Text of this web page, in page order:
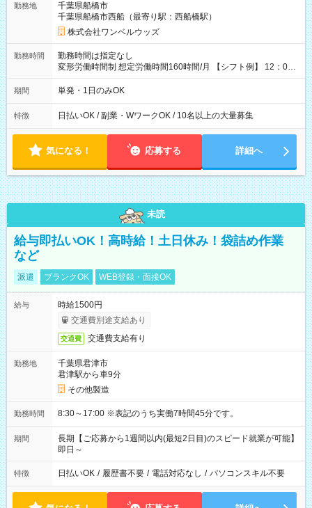
なし
勤務地
千葉県船橋市
千葉県船橋市西船（最寄り駅：西船橋駅）
株式会社ワンベルウッズ
勤務時間
勤務時間は指定なし
変形労働時間制 想定労働時間160時間/月 【シフト例】 12：00
～22：00
期間 単発・1日のみOK
特徴 日払いOK / 副業・WワークOK / 10名以上の大量募集
気になる！ 応募する 詳細へ
未読
給与即払いOK！高時給！土日休み！袋詰め作業
など
派遣 ブランクOK WEB登録・面接OK
給与
時給1500円
交通費別途支給あり
交通費 交通費支給有り
勤務地
千葉県君津市
君津駅から車9分
その他製造
勤務時間 8:30～17:00 ※表記のうち実働7時間45分です。
期間
長期【ご応募から1週間以内(最短2日目)のスピード就業が可能】
即日～
特徴 日払いOK / 履歴書不要 / 電話対応なし / パソコンスキル不要